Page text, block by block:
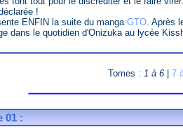
!
ENFIN la suite du manga GTO. Après
dans le quotidien d'Onizuka au lycée
Tomes : 1 à 6| 7
01 :